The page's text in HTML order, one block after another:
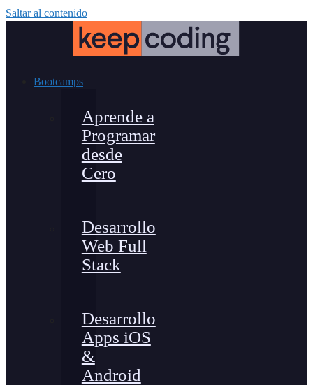
Saltar al contenido
Bootcamps
Aprende a
Programar
desde
Cero
Desarrollo
Web Full
Stack
Desarrollo
Apps iOS
&
Android